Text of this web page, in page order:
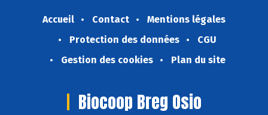
Accueil Contact
Mentions légales
Protection des données
CGU
Gestion des cookies
Plan du site
Biocoop Breg Osio